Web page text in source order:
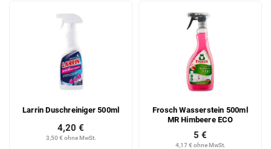
Larrin Duschreiniger 500ml
3,50 € ohne MwSt.
4,20 €
Frosch Wasserstein 500ml
MR Himbeere ECO
4,17 € ohne MwSt.
5 €